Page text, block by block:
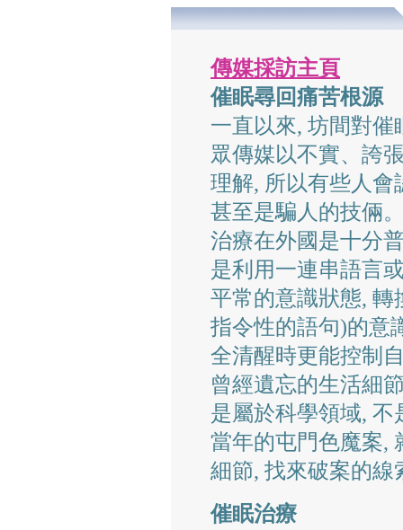
傳媒採訪主頁
催眠尋回痛苦根源
一直以來, 坊間對
眾傳媒以不實、誇
理解, 所以有些人會
甚至是騙人的技倆
治療在外國是十分
是利用一連串語言
平常的意識狀態,
指令性的語句)的意
全清醒時更能控制
曾經遺忘的生活細
是屬於科學領域,
當年的屯門色魔案,
細節, 找來破案的線
催眠治療